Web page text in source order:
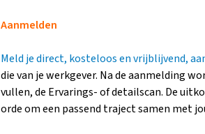
Aanmelden
Meld je direct, kosteloos en vrijblijvend,
die van je werkgever. Na de aanmelding
vullen, de Ervarings- of detailscan. De
orde om een passend traject samen met